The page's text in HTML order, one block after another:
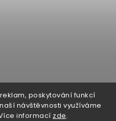
poskytování funkcí
návštěvnosti využíváme
informací zde.